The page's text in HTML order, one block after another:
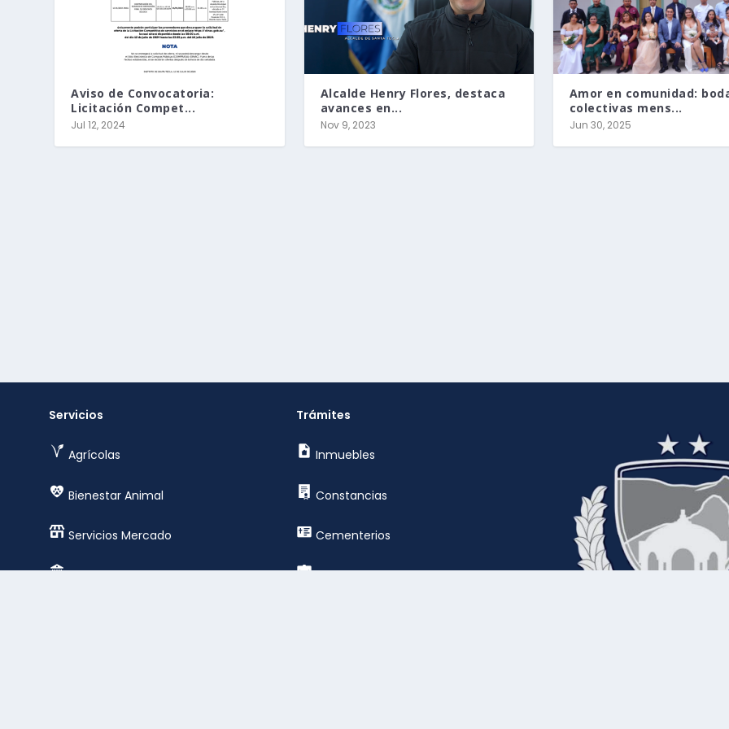
Aviso de Convocatoria:
Licitación Compet...
Jul 12, 2024
Alcalde Henry Flores, destaca
avances en...
Nov 9, 2023
Amor en comunidad:
colectivas mens...
Jun 30, 2025
Servicios
Agrícolas
Bienestar Animal
Servicios Mercado
Servicios Generales
Trámites
Inmuebles
Constancias
Cementerios
Empresariales